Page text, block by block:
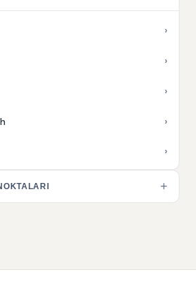
›
›
›
›
›
+